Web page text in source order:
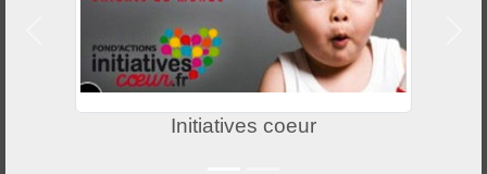
Initiatives coeur
Précedent